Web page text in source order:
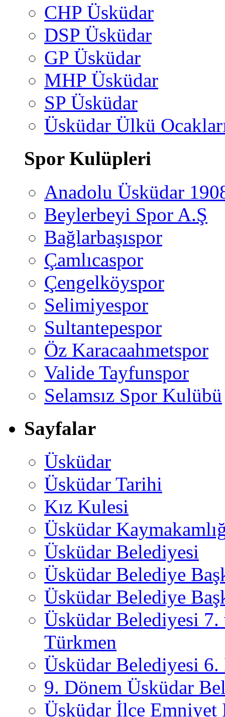
CHP Üsküdar
DSP Üsküdar
GP Üsküdar
MHP Üsküdar
SP Üsküdar
Üsküdar Ülkü
Spor Kulüpleri
Anadolu Üsküdar
Beylerbeyi Spor A.Ş
Bağlarbaşıspor
Çamlıcaspor
Çengelköyspor
Selimiyespor
Sultantepespor
Öz Karacaahmetspor
Valide Tayfunspor
Selamsız Spor Kulübü
Sayfalar
Üsküdar
Üsküdar Tarihi
Kız Kulesi
Üsküdar
Üsküdar Belediyesi
Üsküdar Belediye
Üsküdar Belediye
Üsküdar Belediyesi
Türkmen
Üsküdar Belediyesi 6.
9. Dönem Üsküdar
Üsküdar İlçe